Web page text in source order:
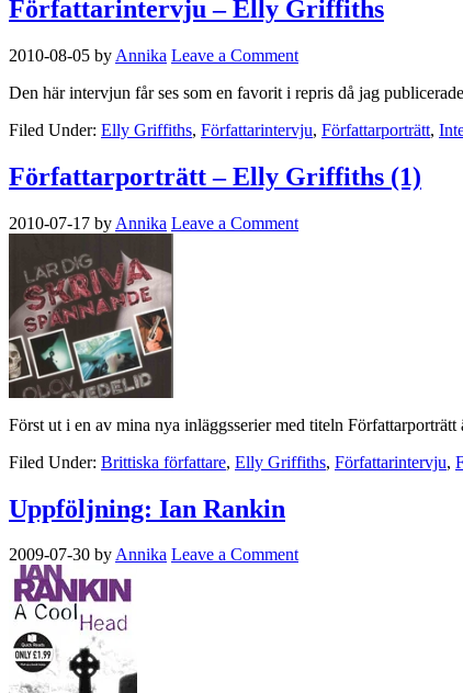
Författarintervju – Elly Griffiths
2010-08-05 by Annika Leave a Comment
Den här intervjun får ses som en favorit i repris då jag
Filed Under: Elly Griffiths, Författarintervju, Författarporträtt,
Författarporträtt – Elly Griffiths (1)
2010-07-17 by Annika Leave a Comment
Först ut i en av mina nya inläggsserier med titeln
Filed Under: Brittiska författare, Elly Griffiths, Författarintervju,
Uppföljning: Ian Rankin
2009-07-30 byAnnika Leave a Comment